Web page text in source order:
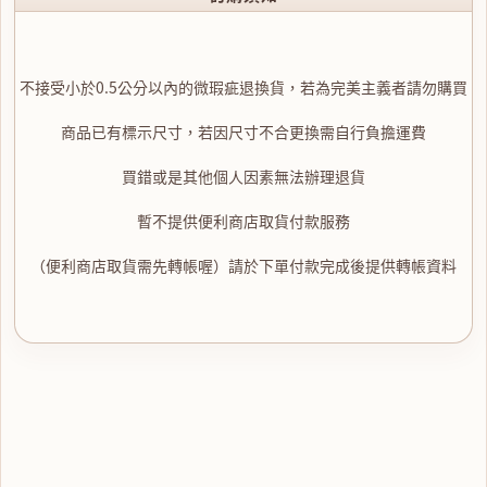
不接受小於0.5公分以內的微瑕疵退換貨，若為完美主義者請勿購買
商品已有標示尺寸，若因尺寸不合更換需自行負擔運費
買錯或是其他個人因素無法辦理退貨
暫不提供便利商店取貨付款服務
（便利商店取貨需先轉帳喔）請於下單付款完成後提供轉帳資料